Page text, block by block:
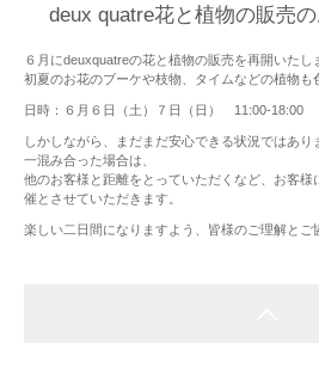
deux quatre花と植物の販売
６月にdeuxquatreの花と植物の販売を再開いたし
初夏のお花のブーケや枝物、タイムなどの植物も
日時：６月６日（土）７日（日） 11:00-18:00
しかしながら、まだまだ安心できる状況ではあ
一混み合った場合は、
他のお客様と距離をとっていただくなど、お客様
催とさせていただきます。
楽しい二日間になりますよう、皆様のご理解とご